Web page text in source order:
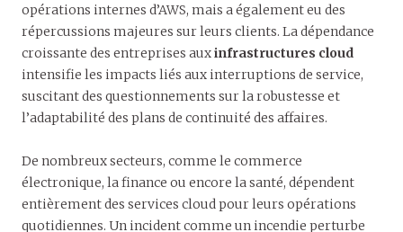
opérations internes d’AWS, mais a également eu des
répercussions majeures sur leurs clients. La dépendance
croissante des entreprises auxinfrastructures cloud
intensifie les impacts liés aux interruptions de service,
suscitant des questionnements sur la robustesse et
l’adaptabilité des plans de continuité des affaires.
De nombreux secteurs, comme le commerce
électronique, la finance ou encore la santé, dépendent
entièrement des services cloud pour leurs opérations
quotidiennes. Un incident comme un incendie perturbe